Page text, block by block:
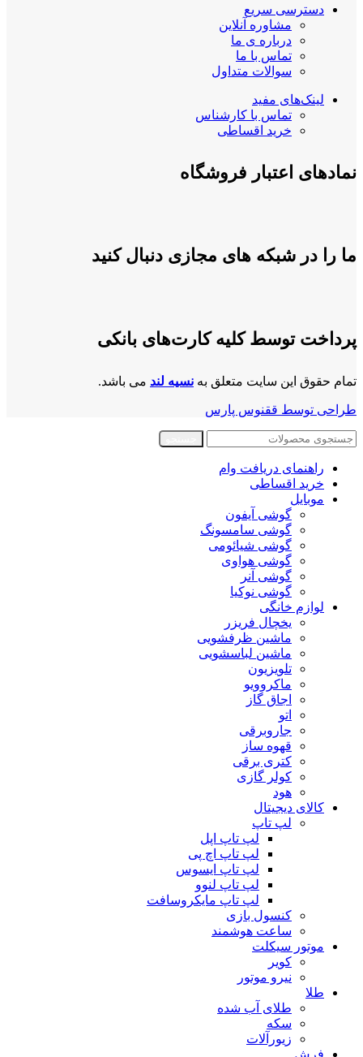
دسترسی سریع
مشاوره آنلاین
درباره ی ما
تماس با ما
سوالات متداول
لینک‌های مفید
تماس با کارشناس
خرید اقساطی
نمادهای اعتبار فروشگاه
ما را در شبکه های مجازی دنبال کنید
پرداخت توسط کلیه کارت‌های بانکی
تمام حقوق این سایت متعلق به نسیه لند می باشد.
طراحی توسط ققنوس پارس
راهنمای دریافت وام
خرید اقساطی
موبایل
گوشی آیفون
گوشی سامسونگ
گوشی شیائومی
گوشی هواوی
گوشی آنر
گوشی نوکیا
لوازم خانگی
یخچال فریزر
ماشین ظرفشویی
ماشین لباسشویی
تلویزیون
ماکروویو
اجاق گاز
اتو
جاروبرقی
قهوه ساز
کتری برقی
کولر گازی
هود
کالای دیجیتال
لپ تاپ
لپ تاپ اپل
لپ تاپ اچ پی
لپ تاپ ایسوس
لپ تاپ لنوو
لپ تاپ مایکروسافت
کنسول بازی
ساعت هوشمند
موتور سیکلت
کویر
نیرو موتور
طلا
طلای آب شده
سکه
زیورآلات
فرش